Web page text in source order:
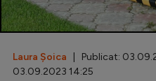
Diverse
Inedit
Clasamente
Laura Șoica | Publicat:
03.09.2023 14:25